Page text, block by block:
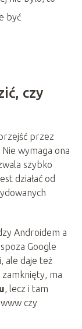
być
czy
przez
wymaga ona
szybko
działać od
Androidem a
Google
ale daje też
ma
, lecz i tam
czy